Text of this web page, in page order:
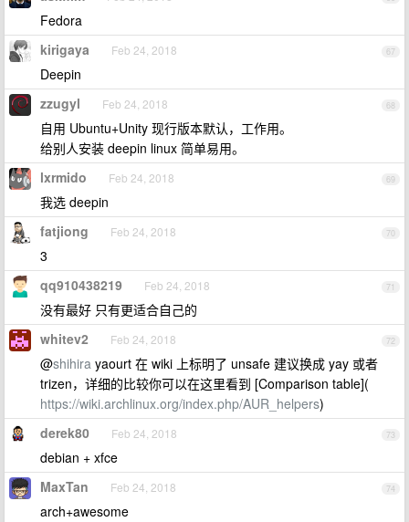
Fedora
67
kirigaya Feb 24, 2018
Deepin
68
zzugyl Feb 24, 2018
自用 Ubuntu+Unity 现行版本默认，工作用。
给别人安装 deepin linux 简单易用。
69
lxrmido Feb 24, 2018
我选 deepin
70
fatjiong Feb 24, 2018
3
71
qq910438219 Feb 24, 2018
没有最好 只有更适合自己的
72
whitev2 Feb 24, 2018
@shihira yaourt 在 wiki 上标明了 unsafe 建议换成 yay 或者
trizen，详细的比较你可以在这里看到 [Comparison table](
https://wiki.archlinux.org/index.php/AUR_helpers)
73
derek80 Feb 24, 2018
debian + xfce
74
MaxTan Feb 24, 2018
arch+awesome